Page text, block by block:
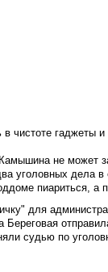
чистоте гаджеты
не может
уголовных дела
пиариться, а
для
судью по